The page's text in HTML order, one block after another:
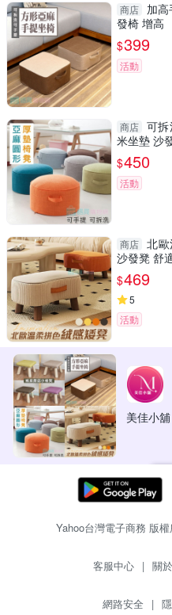
商店
加
發椅 增高
$399
活動
商店 可
米坐墊 沙
$450
活動
商店 北
沙發凳 舒
$469
5
活動
美佳小舖
Yahoo台灣電子商務 版
客服中心 | 關
網路安全 |